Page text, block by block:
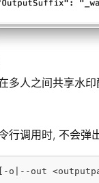
多人之间共享水
行调用时, 不会弹
[-o|--out